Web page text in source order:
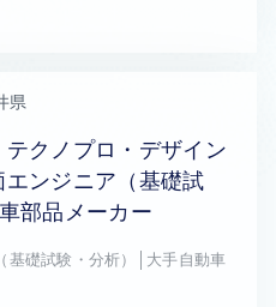
県
クノプロ・デザイン
ンジニア（基礎試
部品メーカー
基礎試験・分析）│大手自動車